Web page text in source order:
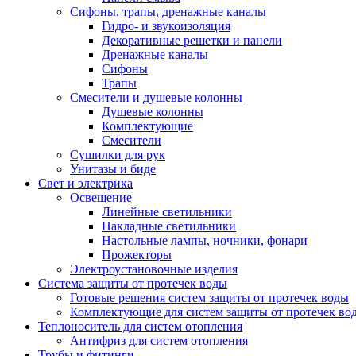
Сифоны, трапы, дренажные каналы
Гидро- и звукоизоляция
Декоративные решетки и панели
Дренажные каналы
Сифоны
Трапы
Смесители и душевые колонны
Душевые колонны
Комплектующие
Смесители
Сушилки для рук
Унитазы и биде
Свет и электрика
Освещение
Линейные светильники
Накладные светильники
Настольные лампы, ночники, фонари
Прожекторы
Электроустановочные изделия
Система защиты от протечек воды
Готовые решения систем защиты от протечек воды
Комплектующие для систем защиты от протечек
Теплоноситель для систем отопления
Антифриз для систем отопления